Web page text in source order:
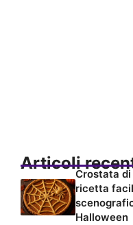
Articoli
Crostata
ricetta
Halloween